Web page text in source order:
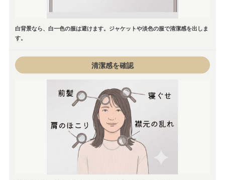
白背景なら、白一色の服は避けます。ジャケットや淡色の服で清潔感を出しま
す。
清潔感を確認